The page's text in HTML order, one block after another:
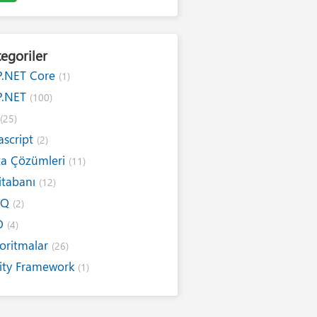
Core (1)
(100)
(25)
(2)
Çözümleri (11)
(12)
(2)
(4)
(26)
Framework (1)